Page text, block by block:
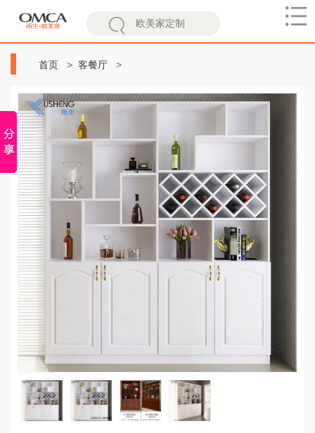
欧
首页 客餐厅
雨生酒柜隔断柜现代简约白色定制家用酒架客厅收藏柜小酒柜
餐边柜 D款带抽屉吸塑酒柜-白色（预售） 双门